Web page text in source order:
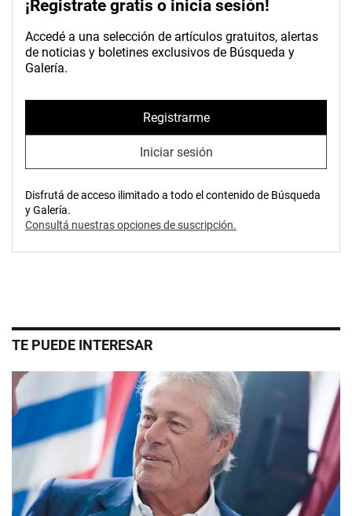
¡Registrate gratis o inicia sesión!
Accedé a una selección de artículos gratuitos, alertas
de noticias y boletines exclusivos de Búsqueda y
Galería.
Registrarme
Iniciar sesión
Disfrutá de acceso ilimitado a todo el contenido de Búsqueda
y Galería.
Consultá nuestras opciones de suscripción.
TE PUEDE INTERESAR